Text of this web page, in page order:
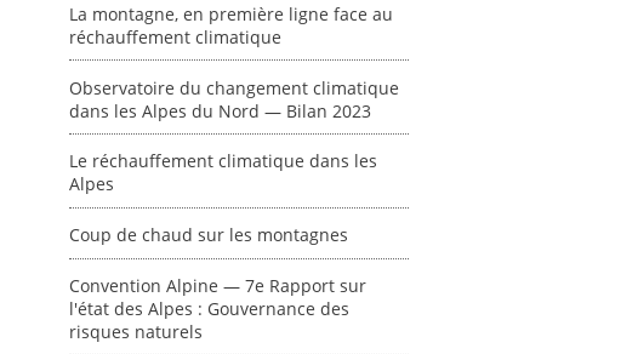
"Changement
climatique en
France - État des
connaissances en
"Plan ministériel
de gestion des
vagues de
chaleur."
"Événements
La montagne, en première ligne face au
réchauffement climatique
Observatoire du changement climatique
dans les Alpes du Nord — Bilan 2023
Le réchauffement climatique dans les
Alpes
Coup de chaud sur les montagnes
Convention Alpine — 7e Rapport sur
l'état des Alpes : Gouvernance des
risques naturels